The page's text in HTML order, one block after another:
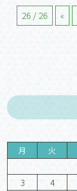
26 / 26 «
月 火
3
4